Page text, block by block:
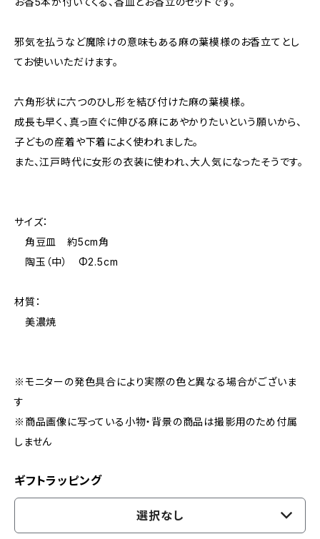
邪気を払うなど魔除けの意味もある麻の葉模様のお香立てとし
てお使いいただけます。
六角形状に六つのひし形を結び付けた麻の葉模様。
成長も早く、真っ直ぐに伸びる麻にあやかりたいという願いから、
子どもの産着や下着によく使われました。
また、江戸時代に女形の衣装に使われ、大人気になったそうです。
サイズ：
角豆皿 約5cm角
陶玉（中） Φ2.5cm
材質：
美濃焼
※モニターの発色具合により実際の色と異なる場合がございま
す
※商品画像に写っている小物・背景の商品は撮影用のため付属
しません
ギフトラッピング
選択なし